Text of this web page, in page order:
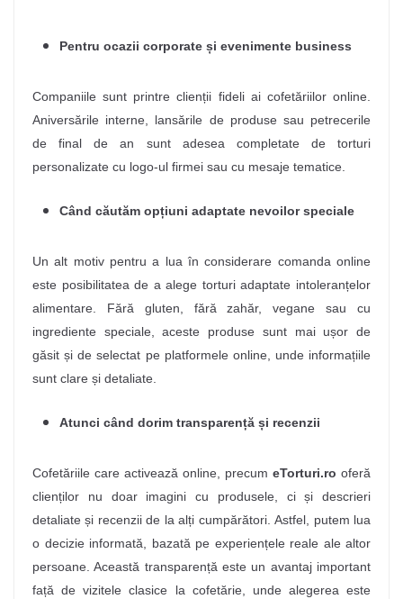
Pentru ocazii corporate și evenimente business
Companiile sunt printre clienții fideli ai cofetăriilor online.
Aniversările interne, lansările de produse sau petrecerile
de final de an sunt adesea completate de torturi
personalizate cu logo-ul firmei sau cu mesaje tematice.
Când căutăm opțiuni adaptate nevoilor speciale
Un alt motiv pentru a lua în considerare comanda online
este posibilitatea de a alege torturi adaptate intoleranțelor
alimentare. Fără gluten, fără zahăr, vegane sau cu
ingrediente speciale, aceste produse sunt mai ușor de
găsit și de selectat pe platformele online, unde informațiile
sunt clare și detaliate.
Atunci când dorim transparență și recenzii
Cofetăriile care activează online, precum eTorturi.ro oferă
clienților nu doar imagini cu produsele, ci și descrieri
detaliate și recenzii de la alți cumpărători.Astfel, putem lua
o decizie informată, bazată pe experiențele reale ale altor
persoane. Această transparență este un avantaj important
față de vizitele clasice la cofetărie, unde alegerea este